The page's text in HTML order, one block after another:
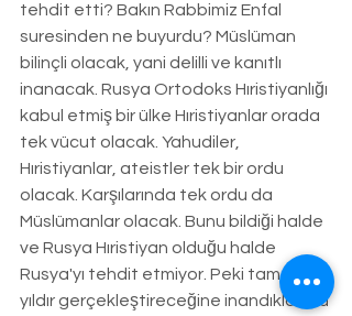
tehdit etti? Bakın Rabbimiz Enfal
suresinden ne buyurdu? Müslüman
bilinçli olacak, yani delilli ve kanıtlı
inanacak. Rusya Ortodoks Hıristiyanlığı
kabul etmiş bir ülke Hıristiyanlar orada
tek vücut olacak. Yahudiler,
Hıristiyanlar, ateistler tek bir ordu
olacak. Karşılarında tek ordu da
Müslümanlar olacak. Bunu bildiği halde
ve Rusya Hıristiyan olduğu halde
Rusya'yı tehdit etmiyor. Peki tam 2000
yıldır gerçekleştireceğine inandıkları bu